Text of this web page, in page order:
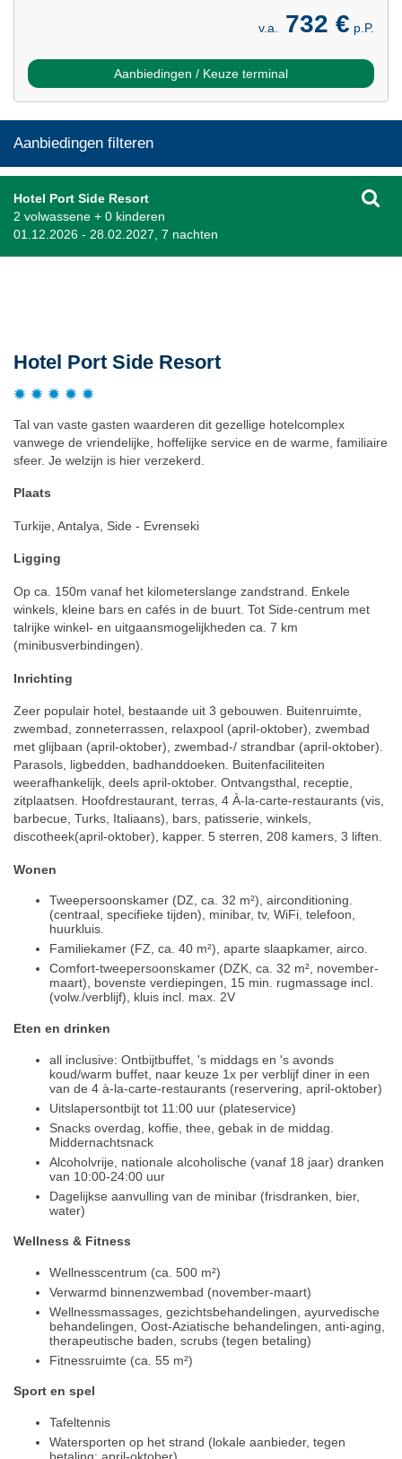
v.a. 732 € p.P.
Aanbiedingen / Keuze terminal
Aanbiedingen filteren
Hotel Port Side Resort
2 volwassene + 0 kinderen
01.12.2026 - 28.02.2027, 7 nachten
Hotel Port Side Resort
Tal van vaste gasten waarderen dit gezellige hotelcomplex
vanwege de vriendelijke, hoffelijke service en de warme, familiaire
sfeer. Je welzijn is hier verzekerd.
Plaats
Turkije, Antalya, Side - Evrenseki
Ligging
Op ca. 150m vanaf het kilometerslange zandstrand. Enkele
winkels, kleine bars en cafés in de buurt. Tot Side-centrum met
talrijke winkel- en uitgaansmogelijkheden ca. 7 km
(minibusverbindingen).
Inrichting
Zeer populair hotel, bestaande uit 3 gebouwen. Buitenruimte,
zwembad, zonneterrassen, relaxpool (april-oktober), zwembad
met glijbaan (april-oktober), zwembad-/ strandbar (april-oktober).
Parasols, ligbedden, badhanddoeken. Buitenfaciliteiten
weerafhankelijk, deels april-oktober. Ontvangsthal, receptie,
zitplaatsen. Hoofdrestaurant, terras, 4 À-la-carte-restaurants (vis,
barbecue, Turks, Italiaans), bars, patisserie, winkels,
discotheek(april-oktober), kapper. 5 sterren, 208 kamers, 3 liften.
Wonen
Tweepersoonskamer (DZ, ca. 32 m²), airconditioning.
(centraal, specifieke tijden), minibar, tv, WiFi, telefoon,
huurkluis.
Familiekamer (FZ, ca. 40 m²), aparte slaapkamer, airco.
Comfort-tweepersoonskamer (DZK, ca. 32 m², november-
maart), bovenste verdiepingen, 15 min. rugmassage incl.
(volw./verblijf), kluis incl. max. 2V
Eten en drinken
all inclusive: Ontbijtbuffet, 's middags en 's avonds
koud/warm buffet, naar keuze 1x per verblijf diner in een
van de 4 à-la-carte-restaurants (reservering, april-oktober)
Uitslapersontbijt tot 11:00 uur (plateservice)
Snacks overdag, koffie, thee, gebak in de middag.
Middernachtsnack
Alcoholvrije, nationale alcoholische (vanaf 18 jaar) dranken
van 10:00-24:00 uur
Dagelijkse aanvulling van de minibar (frisdranken, bier,
water)
Wellness & Fitness
Wellnesscentrum (ca. 500 m²)
Verwarmd binnenzwembad (november-maart)
Wellnessmassages, gezichtsbehandelingen, ayurvedische
behandelingen, Oost-Aziatische behandelingen, anti-aging,
therapeutische baden, scrubs (tegen betaling)
Fitnessruimte (ca. 55 m²)
Sport en spel
Tafeltennis
Watersporten op het strand (lokale aanbieder, tegen